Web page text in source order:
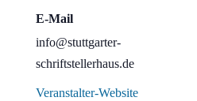
E-Mail
info@stuttgarter-
schriftstellerhaus.de
Veranstalter-Website